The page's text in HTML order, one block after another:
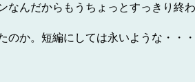
なんだからもうちょっとすっきり終
のか。短編にしては永いような・・・